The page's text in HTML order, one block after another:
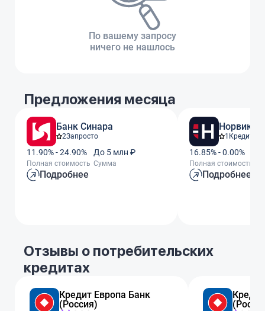
По вашему запросу
ничего не нашлось
Предложения месяца
Банк Синара
2Запросто
11.90% - 24.90%
Полная стоимость
До 5 млн ₽
Сумма
Подробнее
Норвик
1 Кредит
16.85% - 0.00%
Полная стоимость
Подробнее
Отзывы о потребительских
кредитах
Кредит Европа Банк
(Россия)